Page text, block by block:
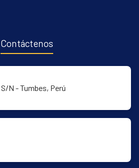
Contáctenos
N - Tumbes, Perú